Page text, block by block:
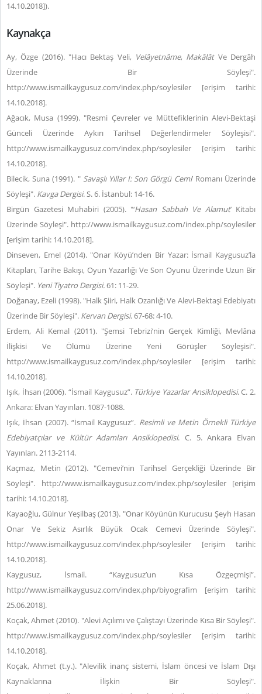
14.10.2018]).
Kaynakça
Ay, Özge (2016). "Hacı Bektaş Veli, Velâyetnâme, Makâlât Ve Dergâh
Üzerinde Bir Söyleşi".
http://www.ismailkaygusuz.com/index.php/soylesiler [erişim tarihi:
14.10.2018].
Ağacık, Musa (1999). "Resmi Çevreler ve Müttefiklerinin Alevi-Bektaşi
Günceli Üzerinde Aykırı Tarihsel Değerlendirmeler Söyleşisi".
http://www.ismailkaygusuz.com/index.php/soylesiler [erişim tarihi:
14.10.2018].
Bilecik, Suna (1991). " Savaşlı Yıllar I: Son Görgü Cemi’ Romanı Üzerinde
Söyleşi". Kavga Dergisi. S. 6. İstanbul: 14-16.
Birgün Gazetesi Muhabiri (2005). "‘Hasan Sabbah Ve Alamut’ Kitabı
Üzerinde Söyleşi". http://www.ismailkaygusuz.com/index.php/soylesiler
[erişim tarihi: 14.10.2018].
Dinseven, Emel (2014). "Onar Köyü’nden Bir Yazar: İsmail Kaygusuz’la
Kitapları, Tarihe Bakışı, Oyun Yazarlığı Ve Son Oyunu Üzerinde Uzun Bir
Söyleşi". Yeni Tiyatro Dergisi.61: 11-29.
Doğanay, Ezeli (1998). "Halk Şiiri, Halk Ozanlığı Ve Alevi-Bektaşi Edebiyatı
Üzerinde Bir Söyleşi". Kervan Dergisi. 67-68: 4-10.
Erdem, Ali Kemal (2011). "Şemsi Tebrizi’nin Gerçek Kimliği, Mevlâna
İlişkisi Ve Ölümü Üzerine Yeni Görüşler Söyleşisi".
http://www.ismailkaygusuz.com/index.php/soylesiler [erişim tarihi:
14.10.2018].
Işık, İhsan (2006). “İsmail Kaygusuz”. Türkiye Yazarlar Ansiklopedisi. C. 2.
Ankara: Elvan Yayınları. 1087-1088.
Işık, İhsan (2007). “İsmail Kaygusuz”. Resimli ve Metin Örnekli Türkiye
Edebiyatçılar ve Kültür Adamları Ansiklopedisi. C. 5. Ankara Elvan
Yayınları. 2113-2114.
Kaçmaz, Metin (2012). "Cemevi’nin Tarihsel Gerçekliği Üzerinde Bir
Söyleşi". http://www.ismailkaygusuz.com/index.php/soylesiler [erişim
tarihi: 14.10.2018].
Kayaoğlu, Gülnur Yeşilbaş (2013). "Onar Köyünün Kurucusu Şeyh Hasan
Onar Ve Sekiz Asırlık Büyük Ocak Cemevi Üzerinde Söyleşi".
http://www.ismailkaygusuz.com/index.php/soylesiler [erişim tarihi:
14.10.2018].
Kaygusuz, İsmail. “Kaygusuz’un Kısa Özgeçmişi”.
http://www.ismailkaygusuz.com/index.php/biyografim [erişim tarihi:
25.06.2018].
Koçak, Ahmet (2010). "Alevi Açılımı ve Çalıştayı Üzerinde Kısa Bir Söyleşi".
http://www.ismailkaygusuz.com/index.php/soylesiler [erişim tarihi:
14.10.2018].
Koçak, Ahmet (t.y.). "Alevilik inanç sistemi, İslam öncesi ve İslam Dışı
Kaynaklarına İlişkin Bir Söyleşi".